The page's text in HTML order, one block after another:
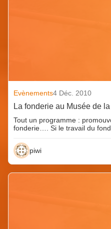
Evènements4 Déc. 2010
La fonderie au Musée de
Tout un programme :
fonderie…. Si le travail du
piwi